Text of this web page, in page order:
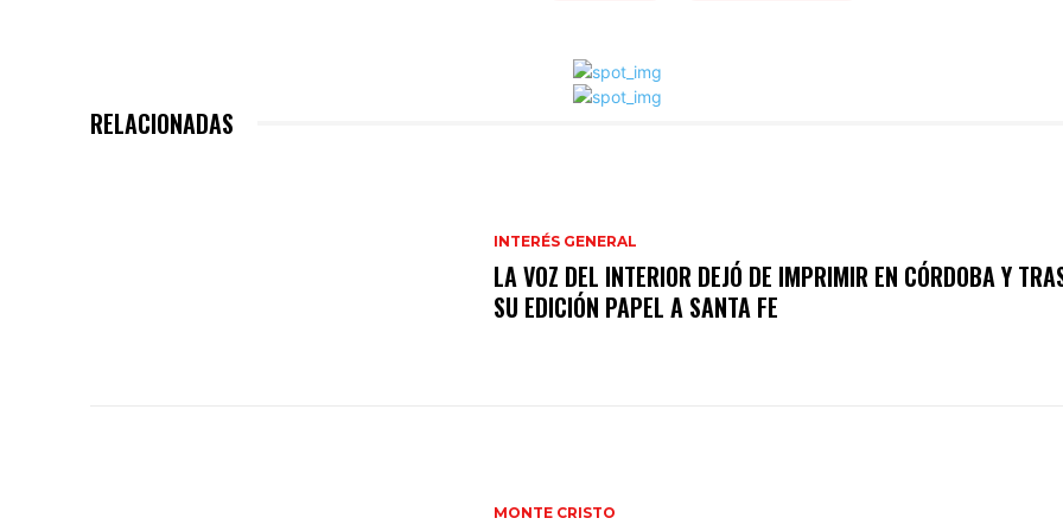
RELACIONADAS
INTERÉS GENERAL
LA VOZ DEL INTERIOR DEJÓ DE IMPRIMIR EN CÓRDOBA Y
SU EDICIÓN PAPEL A SANTA FE
MONTE CRISTO